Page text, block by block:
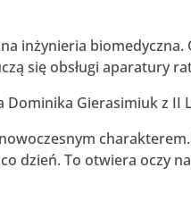
inżynieria
się obsługi aparatury
Gierasimiuk z II
dzień. To otwiera oczy